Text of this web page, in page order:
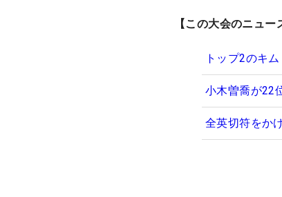
【この大会のニュー
トップ2のキ
小木曽喬が22
全英切符をか